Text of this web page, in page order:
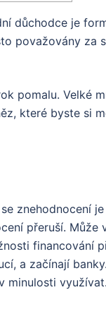
důchodce je
považovány za
pomalu. Velké
které byste si
znehodnocení
přeruší.
financování
a začínají
minulosti